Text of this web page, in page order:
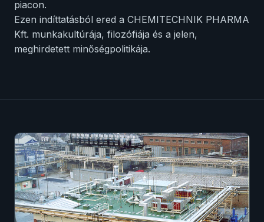
piacon.
Ezen indíttatásból ered a CHEMITECHNIK PHARMA
Kft. munkakultúrája, filozófiája és a jelen,
meghirdetett minőségpolitikája.